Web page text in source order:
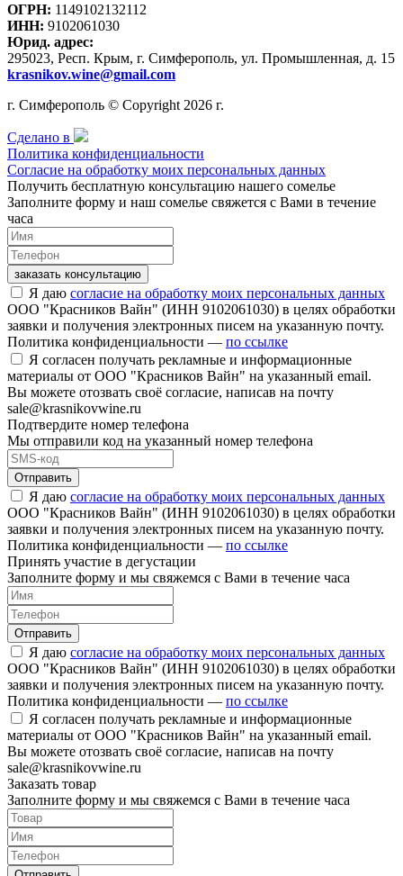
ОГРН: 1149102132112
ИНН: 9102061030
Юрид. адрес:
295023, Респ. Крым, г. Симферополь, ул. Промышленная, д. 15
krasnikov.wine@gmail.com
г. Симферополь © Copyright 2026 г.
Сделано в
Политика конфиденциальности
Согласие на обработку моих персональных данных
Получить бесплатную консультацию нашего сомелье
Заполните форму и наш сомелье свяжется с Вами в течение
часа
заказать консультацию
Я даю согласие на обработку моих персональных данных
ООО "Красников Вайн" (ИНН 9102061030) в целях обработки
заявки и получения электронных писем на указанную почту.
Политика конфиденциальности — по ссылке
Я согласен получать рекламные и информационные
материалы от ООО "Красников Вайн" на указанный email.
Вы можете отозвать своё согласие, написав на почту
sale@krasnikovwine.ru
Подтвердите номер телефона
Мы отправили код на указанный номер телефона
Отправить
Я даю согласие на обработку моих персональных данных
ООО "Красников Вайн" (ИНН 9102061030) в целях обработки
заявки и получения электронных писем на указанную почту.
Политика конфиденциальности — по ссылке
Принять участие в дегустации
Заполните форму и мы свяжемся с Вами в течение часа
Отправить
Я даю согласие на обработку моих персональных данных
ООО "Красников Вайн" (ИНН 9102061030) в целях обработки
заявки и получения электронных писем на указанную почту.
Политика конфиденциальности — по ссылке
Я согласен получать рекламные и информационные
материалы от ООО "Красников Вайн" на указанный email.
Вы можете отозвать своё согласие, написав на почту
sale@krasnikovwine.ru
Заказать товар
Заполните форму и мы свяжемся с Вами в течение часа